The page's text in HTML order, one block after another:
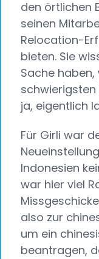
den örtlichen
seinen
Relocation-
bieten. Sie
Sache
schwierigsten
ja, eigentlich
Für Girli war
Indonesien
war hier viel
also zur
um ein
beantragen,